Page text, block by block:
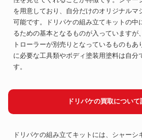
を用意しており、自分だけのオリジナルマ
可能です。ドリパケの組み立てキットの中
るための基本となるものが入っていますが
トローラーが別売りとなっているものもあ
に必要な工具類やボディ塗装用塗料は自分
す。
ドリパケの買取について
ドリパケの組み立てキットには、シャーシ